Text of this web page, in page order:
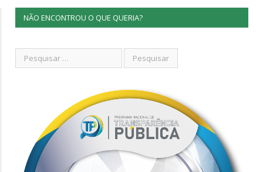
NÃO ENCONTROU O QUE QUERIA?